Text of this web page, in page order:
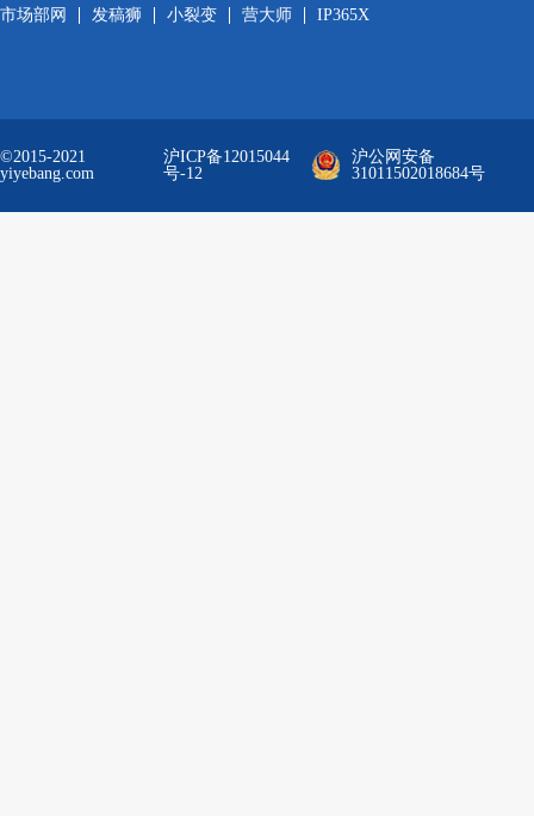
市场部网 发稿狮 小裂变 营大师 IP365X
©2015-2021
yiyebang.com
沪ICP备12015044
号-12
沪公网安备
31011502018684号